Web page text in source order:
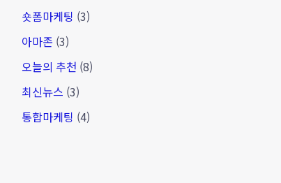
숏폼마케팅 (3)
아마존 (3)
오늘의 추천 (8)
최신뉴스 (3)
통합마케팅 (4)